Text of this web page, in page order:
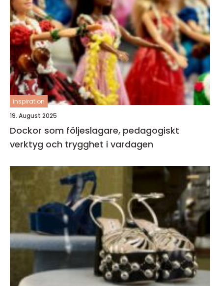
inspiration
19. August 2025
Dockor som följeslagare, pedagogiskt
verktyg och trygghet i vardagen